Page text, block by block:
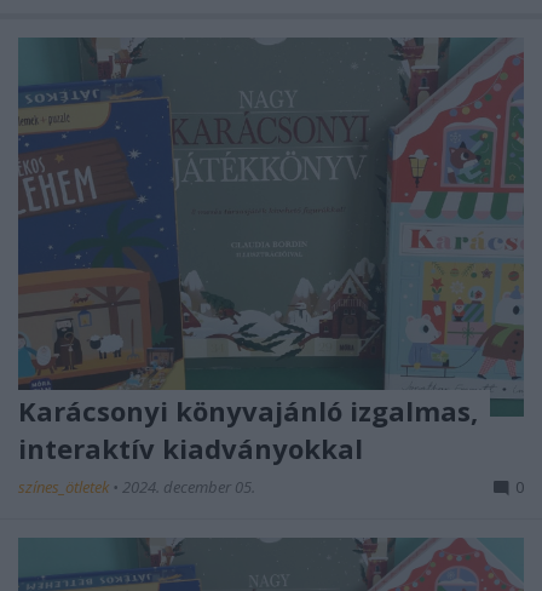
Karácsonyi könyvajánló izgalmas,
interaktív kiadványokkal
színes_ötletek • 2024. december 05. 0